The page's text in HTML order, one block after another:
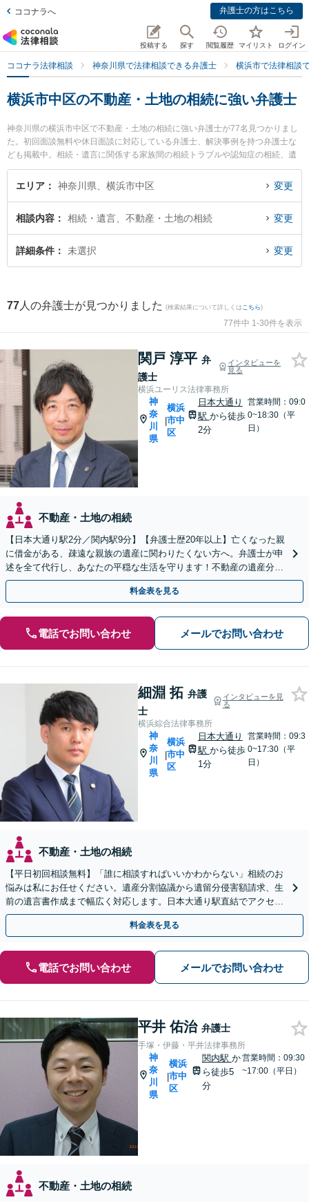
ココナラへ 弁護士の方はこちら
投稿する 探す 閲覧履歴 マイリスト ログイン
ココナラ法律相談 神奈川県で法律相談できる弁護士 横浜市で法律相談
横浜市中区の不動産・土地の相続に強い弁護士
神奈川県の横浜市中区で不動産・土地の相続に強い弁護士が77名見つかりまし
た。初回面談無料や休日面談に対応している弁護士、解決事例を持つ弁護士な
ども掲載中。相続・遺言に関係する家族間の相続トラブルや認知症の相続、遺
産分割等の細かな分野での絞り込み検索もでき便利です。特に横浜ユーリス法
律事務所の関戸 淳平弁護士や横浜綜合法律事務所の細淵 拓弁護士、手塚・伊
の相続のトラブルを今すぐに弁護士に相談したい』『不動産・土地の相続のト
ラブル解決の実績豊富な近くの弁護士を検索したい』『初回相談無料で不動
産・土地の相続を法律相談できる横浜市中区内の弁護士に相談予約したい』な
エリア 神奈川県、横浜市中区 変更
相談内容 相続・遺言、不動産・土地の相続 変更
詳細条件 未選択 変更
77 人の弁護士が見つかりました (検索結果について詳しくは こちら)
77件中 1-30件を表示
関戸 淳平 弁
護士
インタビューを
見る
横浜ユーリス法律事務所
神
奈
川
県
|
横浜
市中
区
日本大通り
駅 から徒歩
2分
営業時間：09:0
0~18:30（平
日）
不動産・土地の相続
【日本大通り駅2分／関内駅9分】【弁護士歴20年以上】亡くなった親
に借金がある、疎遠な親族の遺産に関わりたくない方へ。弁護士が申
述を全て代行し、あなたの平穏な生活を守ります！不動産の遺産分割
や遺留分問題も実績豊富【夜間や休日相談も対応可能】
料金表を見る
電話でお問い合わせ メールでお問い合わせ
細淵 拓 弁護
士
インタビューを見
る
横浜綜合法律事務所
神
奈
川
県
|
横浜
市中
区
日本大通り
駅 から徒歩
1分
営業時間：09:3
0~17:30（平
日）
不動産・土地の相続
【平日初回相談無料】「誰に相談すればいいかわからない」相続のお
悩みは私にお任せください。遺産分割協議から遺留分侵害額請求、生
前の遺言書作成まで幅広く対応します。日本大通り駅直結でアクセス
良好。まずはご相談を。
料金表を見る
電話でお問い合わせ メールでお問い合わせ
平井 佑治 弁護士
手塚・伊藤・平井法律事務所
神
奈
川
県
|
横浜
市中
区
関内駅 か
ら徒歩5
分
営業時間：09:30
~17:00（平日）
不動産・土地の相続